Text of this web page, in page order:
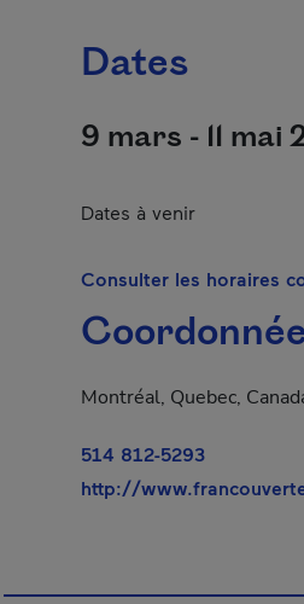
Dates
9 mars - 11 mai
Dates à venir
Consulter les horaires
Montréal, Quebec,
514 812-5293
http://